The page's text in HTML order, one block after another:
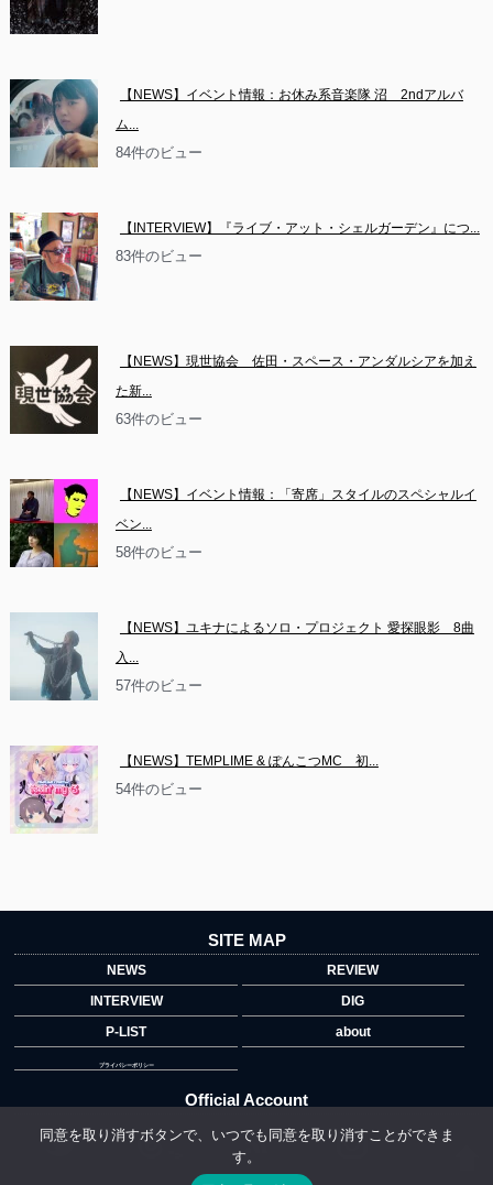
【NEWS】イベント情報：お休み系音楽隊 沼　2ndアルバ
ム...
84件のビュー
【INTERVIEW】『ライブ・アット・シェルガーデン』につ...
83件のビュー
【NEWS】現世協会　佐田・スペース・アンダルシアを加え
た新...
63件のビュー
【NEWS】イベント情報：「寄席」スタイルのスペシャルイ
ベン...
58件のビュー
【NEWS】ユキナによるソロ・プロジェクト 愛探眼影　8曲
入...
57件のビュー
【NEWS】TEMPLIME & ぽんこつMC　初...
54件のビュー
SITE MAP
NEWS
REVIEW
INTERVIEW
DIG
P-LIST
about
プライバシーポリシー
Official Account
同意を取り消すボタンで、いつでも同意を取り消すことができま
す。